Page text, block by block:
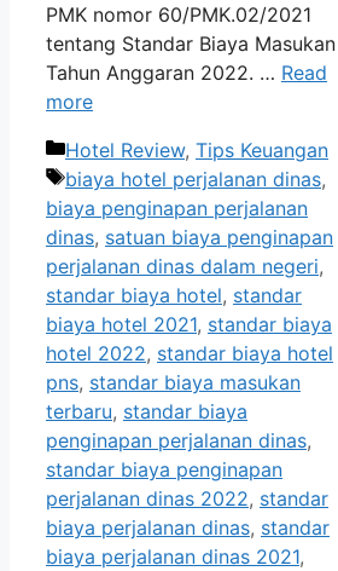
PMK nomor 60/PMK.02/2021
tentang Standar Biaya Masukan
Tahun Anggaran 2022. … Read
more
Categories
Hotel Review, Tips Keuangan
Tags
biaya hotel perjalanan dinas,
biaya penginapan perjalanan
dinas, satuan biaya penginapan
perjalanan dinas dalam negeri,
standar biaya hotel, standar
biaya hotel 2021, standar biaya
hotel 2022, standar biaya hotel
pns, standar biaya masukan
terbaru, standar biaya
penginapan perjalanan dinas,
standar biaya penginapan
perjalanan dinas 2022, standar
biaya perjalanan dinas, standar
biaya perjalanan dinas 2021,